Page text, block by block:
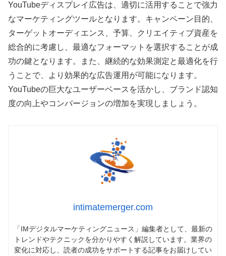
YouTubeディスプレイ広告は、適切に活用することで強力
なマーケティングツールとなります。キャンペーン目的、
ターゲットオーディエンス、予算、クリエイティブ資産を
総合的に考慮し、最適なフォーマットを選択することが成
功の鍵となります。また、継続的な効果測定と最適化を行
うことで、より効果的な広告運用が可能になります。
YouTubeの巨大なユーザーベースを活かし、ブランド認知
度の向上やコンバージョンの増加を実現しましょう。
intimatemerger.com
「IMデジタルマーケティングニュース」編集者として、最新の
トレンドやテクニックを分かりやすく解説しています。業界の
変化に対応し、読者の成功をサポートする記事をお届けしてい